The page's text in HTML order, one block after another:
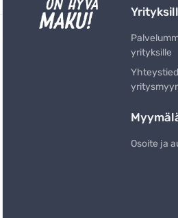
yrityksille
Osoite ja